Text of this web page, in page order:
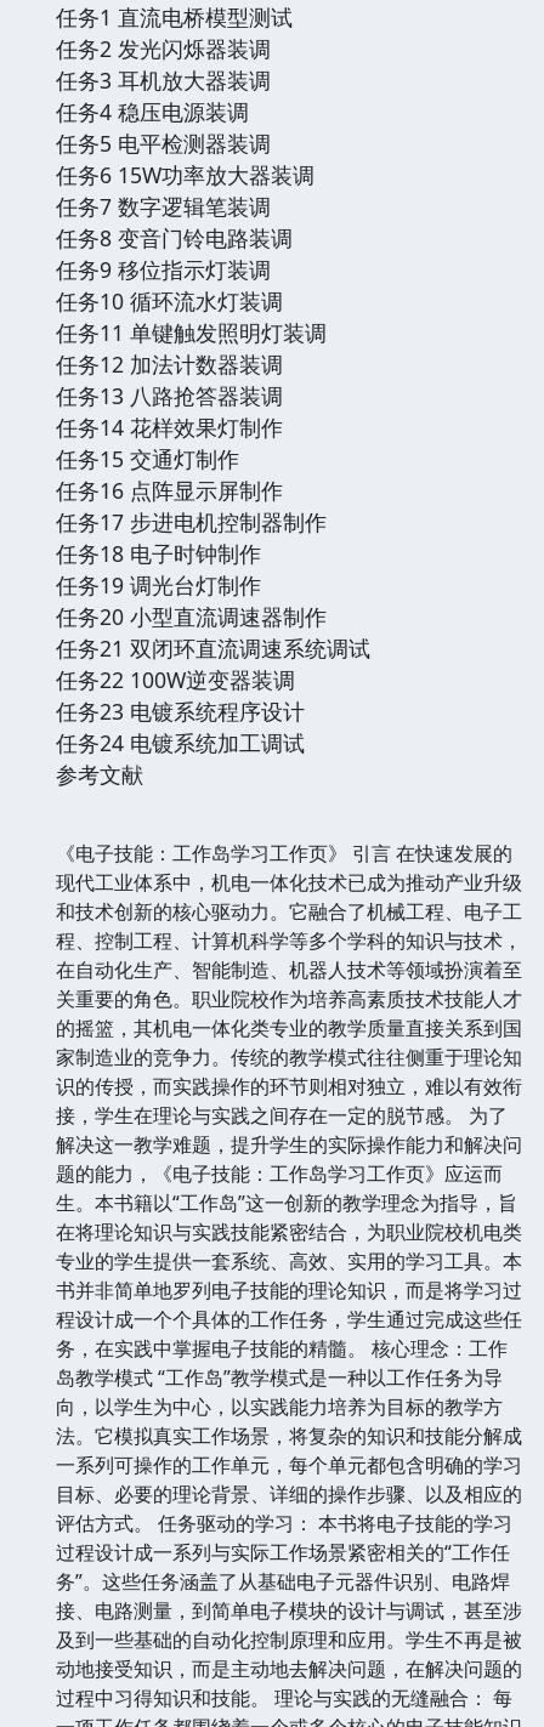
任务1 直流电桥模型测试
任务2 发光闪烁器装调
任务3 耳机放大器装调
任务4 稳压电源装调
任务5 电平检测器装调
任务6 15W功率放大器装调
任务7 数字逻辑笔装调
任务8 变音门铃电路装调
任务9 移位指示灯装调
任务10 循环流水灯装调
任务11 单键触发照明灯装调
任务12 加法计数器装调
任务13 八路抢答器装调
任务14 花样效果灯制作
任务15 交通灯制作
任务16 点阵显示屏制作
任务17 步进电机控制器制作
任务18 电子时钟制作
任务19 调光台灯制作
任务20 小型直流调速器制作
任务21 双闭环直流调速系统调试
任务22 100W逆变器装调
任务23 电镀系统程序设计
任务24 电镀系统加工调试
参考文献
《电子技能：工作岛学习工作页》 引言 在快速发展的
现代工业体系中，机电一体化技术已成为推动产业升级
和技术创新的核心驱动力。它融合了机械工程、电子工
程、控制工程、计算机科学等多个学科的知识与技术，
在自动化生产、智能制造、机器人技术等领域扮演着至
关重要的角色。职业院校作为培养高素质技术技能人才
的摇篮，其机电一体化类专业的教学质量直接关系到国
家制造业的竞争力。传统的教学模式往往侧重于理论知
识的传授，而实践操作的环节则相对独立，难以有效衔
接，学生在理论与实践之间存在一定的脱节感。 为了
解决这一教学难题，提升学生的实际操作能力和解决问
题的能力，《电子技能：工作岛学习工作页》应运而
生。本书籍以“工作岛”这一创新的教学理念为指导，旨
在将理论知识与实践技能紧密结合，为职业院校机电类
专业的学生提供一套系统、高效、实用的学习工具。本
书并非简单地罗列电子技能的理论知识，而是将学习过
程设计成一个个具体的工作任务，学生通过完成这些任
务，在实践中掌握电子技能的精髓。 核心理念：工作
岛教学模式 “工作岛”教学模式是一种以工作任务为导
向，以学生为中心，以实践能力培养为目标的教学方
法。它模拟真实工作场景，将复杂的知识和技能分解成
一系列可操作的工作单元，每个单元都包含明确的学习
目标、必要的理论背景、详细的操作步骤、以及相应的
评估方式。 任务驱动的学习： 本书将电子技能的学习
过程设计成一系列与实际工作场景紧密相关的“工作任
务”。这些任务涵盖了从基础电子元器件识别、电路焊
接、电路测量，到简单电子模块的设计与调试，甚至涉
及到一些基础的自动化控制原理和应用。学生不再是被
动地接受知识，而是主动地去解决问题，在解决问题的
过程中习得知识和技能。 理论与实践的无缝融合： 每